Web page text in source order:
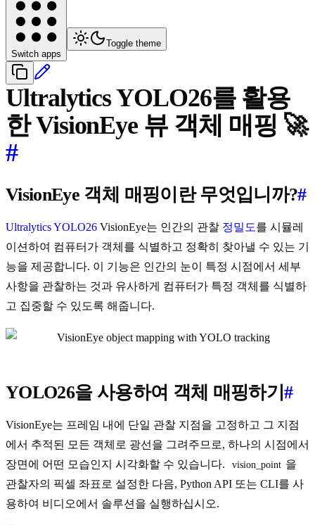
Switch apps
Toggle theme
Ultralytics YOLO26를 활용
한 VisionEye 뷰 객체 매핑 🚀
#
VisionEye 객체 매핑이란 무엇입니까?#
Ultralytics YOLO26 VisionEye는 인간의 관찰 정밀도를 시뮬레
이션하여 컴퓨터가 객체를 식별하고 정확히 찾아낼 수 있는 기
능을 제공합니다. 이 기능은 인간의 눈이 특정 시점에서 세부
사항을 관찰하는 것과 유사하게 컴퓨터가 특정 객체를 식별하
고 집중할 수 있도록 해줍니다.
YOLO26을 사용하여 객체 매핑하기#
VisionEye는 프레임 내에 단일 관찰 지점을 고정하고 그 지점
에서 추적된 모든 객체로 광선을 그려주므로, 하나의 시점에서
장면에 어떤 모습인지 시각화할 수 있습니다.
vision_point 을
관찰자의 픽셀 좌표로 설정한 다음, Python API 또는 CLI를 사
용하여 비디오에서 솔루션을 실행하십시오.